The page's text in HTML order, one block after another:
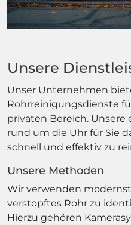
Unsere
Unser Unternehmen
Rohrreinigungsdienste
privaten Bereich.
rund um die Uhr für Sie
schnell und effektiv zu
Unsere Methoden
Wir verwenden
verstopftes Rohr zu
Hierzu gehören